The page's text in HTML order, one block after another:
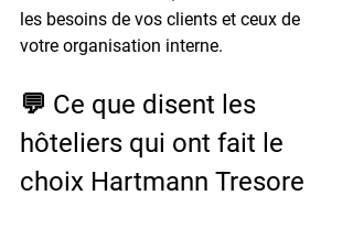
les besoins de vos clients et ceux de
votre organisation interne.
💬 Ce que disent les
hôteliers qui ont fait le
choix Hartmann Tresore